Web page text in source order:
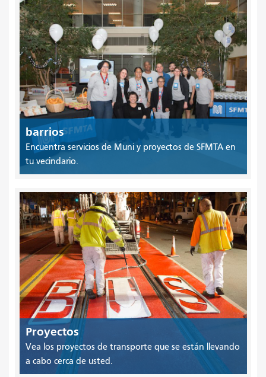
barrios
Encuentra servicios de Muni y proyectos de SFMTA en
tu vecindario.
Proyectos
Vea los proyectos de transporte que se están llevando
a cabo cerca de usted.